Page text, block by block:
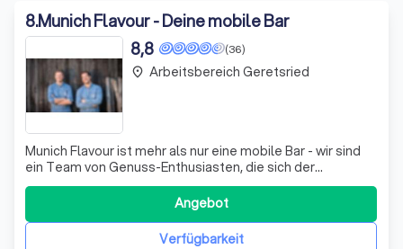
8.Munich Flavour - Deine mobile Bar
(36)
8,8
Munich Flavour ist mehr als nur eine mobile Bar - wir sind
ein Team von Genuss-Enthusiasten, die sich der
Bereicherung Ihrer Veranstaltungen verschrieben haben.
Unser nachhaltiges Konzept bringt den Luxus einer
erstklassigen Bar direkt zu Ihnen, egal wo Sie feiern. Unser
Stolz und unsere Freude istVerfügbarkeit
Angebot
place Arbeitsbereich Geretsried